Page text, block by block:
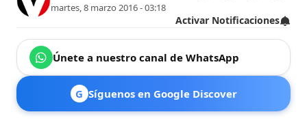
martes, 8 marzo 2016 - 03:18
Activar Notificaciones
Únete a nuestro canal de WhatsApp
G Síguenos en Google Discover